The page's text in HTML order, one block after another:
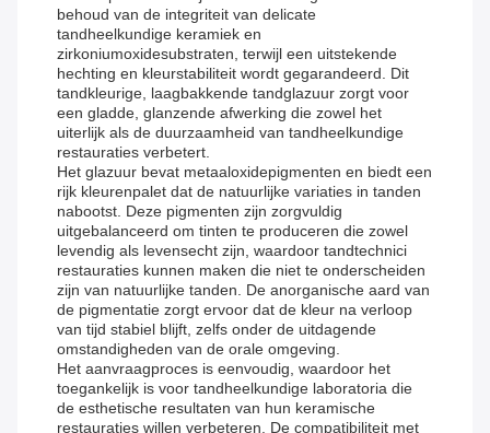
behoud van de integriteit van delicate
tandheelkundige keramiek en
zirkoniumoxidesubstraten, terwijl een uitstekende
hechting en kleurstabiliteit wordt gegarandeerd. Dit
tandkleurige, laagbakkende tandglazuur zorgt voor
een gladde, glanzende afwerking die zowel het
uiterlijk als de duurzaamheid van tandheelkundige
restauraties verbetert.
Het glazuur bevat metaaloxidepigmenten en biedt een
rijk kleurenpalet dat de natuurlijke variaties in tanden
nabootst. Deze pigmenten zijn zorgvuldig
uitgebalanceerd om tinten te produceren die zowel
levendig als levensecht zijn, waardoor tandtechnici
restauraties kunnen maken die niet te onderscheiden
zijn van natuurlijke tanden. De anorganische aard van
de pigmentatie zorgt ervoor dat de kleur na verloop
van tijd stabiel blijft, zelfs onder de uitdagende
omstandigheden van de orale omgeving.
Het aanvraagproces is eenvoudig, waardoor het
toegankelijk is voor tandheelkundige laboratoria die
de esthetische resultaten van hun keramische
restauraties willen verbeteren. De compatibiliteit met